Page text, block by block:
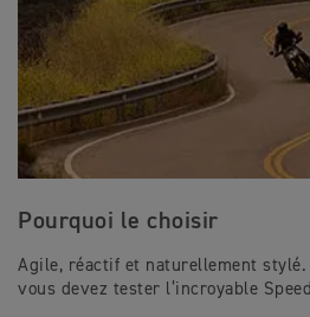
Pourquoi le choisir
Agile, réactif et naturellement stylé.
vous devez tester l’incroyable